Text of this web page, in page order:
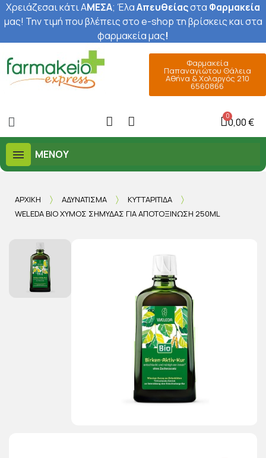
Χρειάζεσαι κάτι ΑΜΕΣΑ; ΈλαΑπευθείαςστα Φαρμακεία
μας! Την τιμή που βλέπεις στο e-shop τη βρίσκεις και στα
φαρμακεία μας!
Φαρμακεία
Παπαναγιώτου Θάλεια
Αθήνα & Χολαργός 210
6560866
0,00 €
ΜΕΝΟΎ
ΑΡΧΙΚΉ ΑΔΥΝΆΤΙΣΜΑ
ΚΥΤΤΑΡΊΤΙΔΑ
WELEDA BIO ΧΥΜΌΣ ΣΗΜΎΔΑΣ ΓΙΑ ΑΠΟΤΟΞΊΝΩΣΗ 250ML